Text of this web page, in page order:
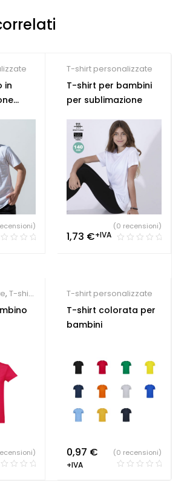
in
T-shirt personalizzate
T-shirt per bambini
per sublimazione
1,73 €+IVA
(0 recensioni)
, T-shirt
T-shirt personalizzate
T-shirt colorata per
bambini
0,97 €
+IVA
(0 recensioni)